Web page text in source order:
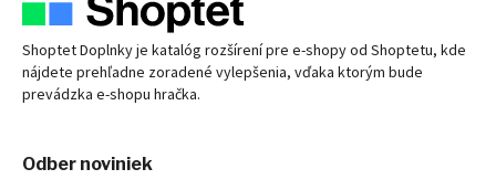
Shoptet Doplnky je katalóg rozšírení pre e-shopyod Shoptetu, kde
nájdete prehľadne zoradené vylepšenia, vďaka ktorým bude
prevádzka e-shopu hračka.
Odber noviniek